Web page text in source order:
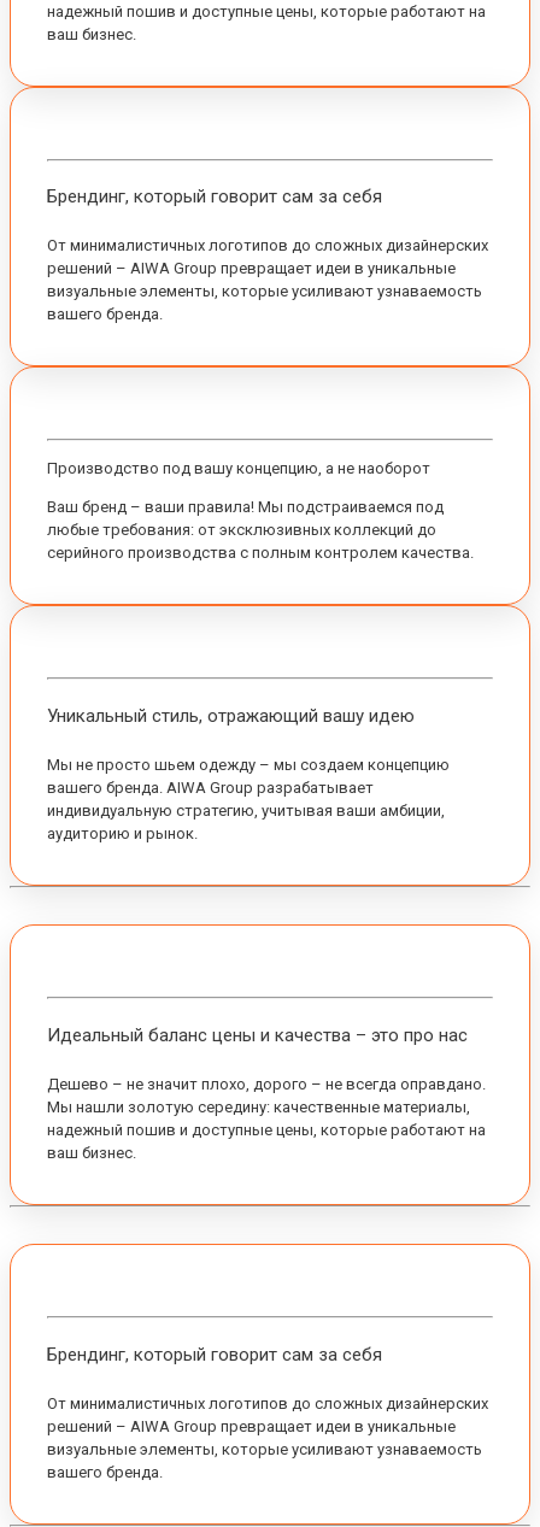
надежный пошив и доступные цены, которые работают на
ваш бизнес.
Брендинг, который говорит сам за себя
От минималистичных логотипов до сложных дизайнерских
решений – AIWA Group превращает идеи в уникальные
визуальные элементы, которые усиливают узнаваемость
вашего бренда.
Производство под вашу концепцию, а не наоборот
Ваш бренд – ваши правила! Мы подстраиваемся под
любые требования: от эксклюзивных коллекций до
серийного производства с полным контролем качества.
Уникальный стиль, отражающий вашу идею
Мы не просто шьем одежду – мы создаем концепцию
вашего бренда. AIWA Group разрабатывает
индивидуальную стратегию, учитывая ваши амбиции,
аудиторию и рынок.
Идеальный баланс цены и качества – это про нас
Дешево – не значит плохо, дорого – не всегда оправдано.
Мы нашли золотую середину: качественные материалы,
надежный пошив и доступные цены, которые работают на
ваш бизнес.
Брендинг, который говорит сам за себя
От минималистичных логотипов до сложных дизайнерских
решений – AIWA Group превращает идеи в уникальные
визуальные элементы, которые усиливают узнаваемость
вашего бренда.